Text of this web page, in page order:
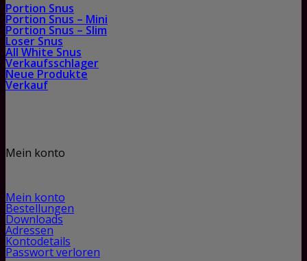
Portion Snus
Portion Snus – Mini
Portion Snus – Slim
Loser Snus
All White Snus
Verkaufsschlager
Neue Produkte
Verkauf
Mein konto
Mein konto
Bestellungen
Downloads
Adressen
Kontodetails
Passwort verloren